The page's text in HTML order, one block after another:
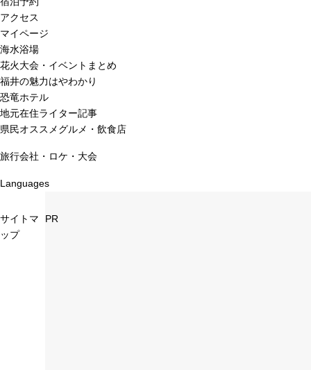
アクセス
マイページ
海水浴場
花火大会・イベントまとめ
福井の魅力はやわかり
恐竜ホテル
地元在住ライター記事
県民オススメグルメ・飲食店
旅行会社・ロケ・大会
Languages
サイトマ
ップ
PR